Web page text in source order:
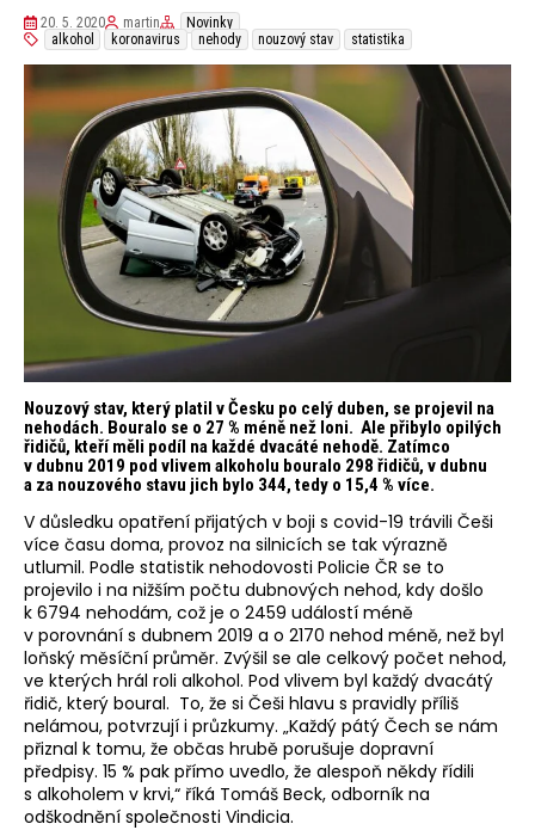
20. 5. 2020 martin
Novinky
alkohol
koronavirus nehody nouzový stav statistika
Nouzový stav, který platil v Česku po celý duben, se projevil na
nehodách. Bouralo se o 27 % méně než loni. Ale přibylo opilých
řidičů, kteří měli podíl na každé dvacáté nehodě. Zatímco
v dubnu 2019 pod vlivem alkoholu bouralo 298 řidičů, v dubnu
a za nouzového stavu jich bylo 344, tedy o 15,4 % více.
V důsledku opatření přijatých v boji s covid-19 trávili Češi
více času doma, provoz na silnicích se tak výrazně
utlumil. Podle statistik nehodovosti Policie ČR se to
projevilo i na nižším počtu dubnových nehod, kdy došlo
k 6794 nehodám, což je o 2459 událostí méně
v porovnání s dubnem 2019 a o 2170 nehod méně, než byl
loňský měsíční průměr. Zvýšil se ale celkový počet nehod,
ve kterých hrál roli alkohol. Pod vlivem byl každý dvacátý
řidič, který boural. To, že si Češi hlavu s pravidly příliš
nelámou, potvrzují i průzkumy. „Každý pátý Čech se nám
přiznal k tomu, že občas hrubě porušuje dopravní
předpisy. 15 % pak přímo uvedlo, že alespoň někdy řídili
s alkoholem v krvi,“ říká Tomáš Beck, odborník na
odškodnění společnosti Vindicia.